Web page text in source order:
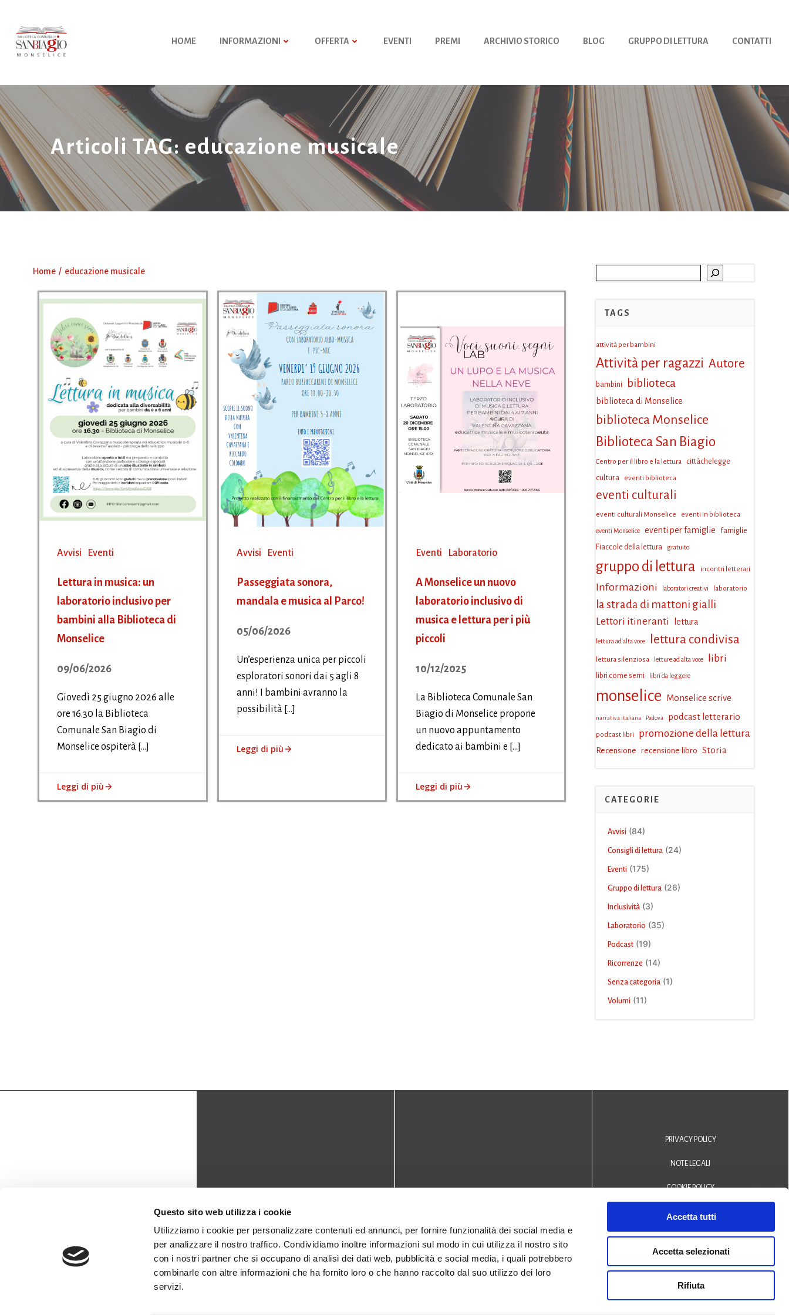
Questo sito web utilizza i cookie
Utilizziamo i cookie per personalizzare contenuti ed annunci, per fornire funzionalità dei social media e
per analizzare il nostro traffico. Condividiamo inoltre informazioni sul modo in cui utilizza il nostro sito
con i nostri partner che si occupano di analisi dei dati web, pubblicità e social media, i quali potrebbero
combinarle con altre informazioni che ha fornito loro o che hanno raccolto dal suo utilizzo dei loro
servizi.
Accetta tutti
Accetta selezionati
Rifiuta
contenuto
HOME INFORMAZIONI OFFERTA EVENTI PREMI ARCHIVIO STORICO BLOG GRUPPO DI LETTURA CONTATTI
Articoli TAG: educazione musicale
Home educazione musicale
Avvisi Eventi
Lettura in musica: un
laboratorio inclusivo per
bambini alla Biblioteca di
Monselice
09/06/2026
Giovedì 25 giugno 2026 alle
ore 16.30 la Biblioteca
Comunale San Biagio di
Monselice ospiterà […]
Leggi di più
Avvisi Eventi
Passeggiata sonora,
mandala e musica al Parco!
05/06/2026
Un’esperienza unica per piccoli
esploratori sonori dai 5 agli 8
anni! I bambini avranno la
possibilità […]
Leggi di più
Eventi Laboratorio
A Monselice un nuovo
laboratorio inclusivo di
musica e lettura per i più
piccoli
10/12/2025
La Biblioteca Comunale San
Biagio di Monselice propone
un nuovo appuntamento
dedicato ai bambini e […]
Leggi di più
TAGS
attività per bambini
Attività per ragazzi Autore
bambini biblioteca
biblioteca di Monselice
biblioteca Monselice
Biblioteca San Biagio
Centro per il libro e la lettura cittàchelegge
cultura eventi biblioteca
eventi culturali
eventi culturali Monselice eventi in biblioteca
eventi Monselice eventi per famiglie
famiglie
Fiaccole della lettura
gratuito
gruppo di lettura incontri letterari
Informazioni laboratori creativi laboratorio
la strada di mattoni gialli
Lettori itineranti lettura
lettura ad alta voce lettura condivisa
lettura silenziosa letture ad alta voce libri
libri come semi libri da leggere
monselice Monselice scrive
narrativa italiana Padova podcast letterario
podcast libri promozione della lettura
Recensione recensione libro Storia
CATEGORIE
Avvisi (84)
Consigli di lettura(24)
Eventi (175)
Gruppo di lettura(26)
Inclusività(3)
Laboratorio (35)
Podcast(19)
Ricorrenze (14)
Senza categoria(1)
Volumi (11)
biblioteca@comune.monselice.padova.it
0429 - 1905714
Via San Biagio,10
35043 Monselice (PD)
PRIVACY POLICY
NOTE LEGALI
COOKIE POLICY
DICHIARAZIONE DI ACCESSIBILITÀ
© 2024 Biblioteca Comunale
San Biagio Monselice -